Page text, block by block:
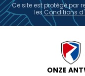
Ce site est protégé par
les Conditions
ONZE